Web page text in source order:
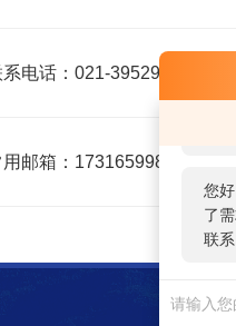
服
您
了
联系
电话：021-39529830
邮箱：